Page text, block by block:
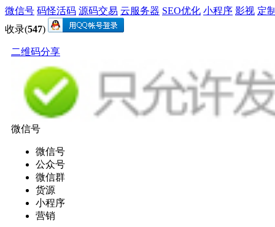
微信号 码怪活码 源码交易 云服务器 SEO优化 小程序 影视 定
收录(547)
二维码分享
微信号
微信号
公众号
微信群
货源
小程序
营销